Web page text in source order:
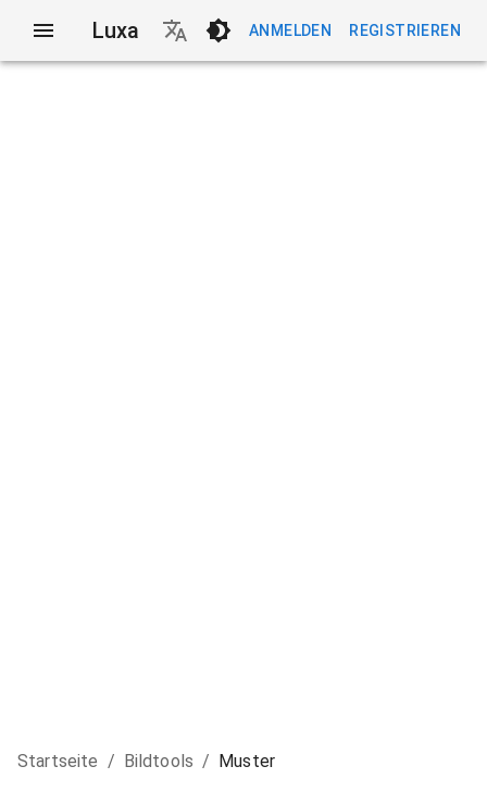
Luxa ANMELDEN REGISTRIEREN
Startseite / Bildtools / Muster